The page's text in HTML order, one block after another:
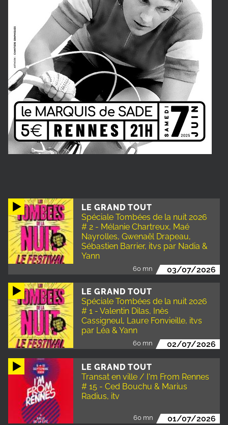
LE GRAND TOUT
Spéciale Tombées de la nuit 2026
# 2 - Mélanie Chartreux, Maé
Nayrolles, Gwenaël Drapeau,
Sébastien Barrier, itvs par Nadia &
Yann
60 mn 03/07/2026
LE GRAND TOUT
Spéciale Tombées de la nuit 2026
# 1 - Valentin Dilas, Inès
Cassigneul, Laure Fonvieille, itvs
par Léa & Yann
60 mn 02/07/2026
LE GRAND TOUT
Transat en ville / I'm From Rennes
# 15 - Ced Bouchu & Marius
Radius, itv
60 mn 01/07/2026